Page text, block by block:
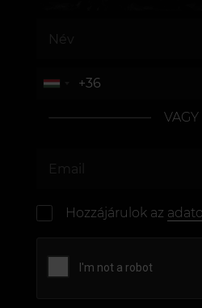
VAGY
Hozzájárulok az